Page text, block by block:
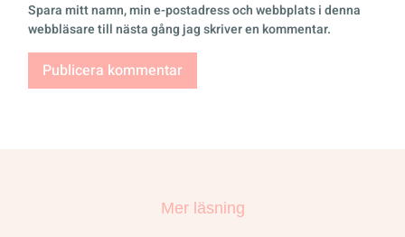
Spara mitt namn, min e-postadress och webbplats i denna
webbläsare till nästa gång jag skriver en kommentar.
Mer läsning